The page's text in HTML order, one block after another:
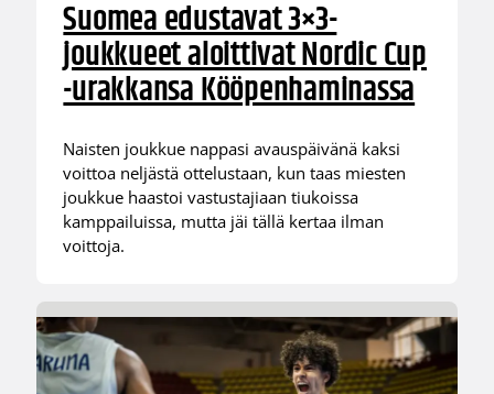
Suomea edustavat 3×3-
joukkueet aloittivat Nordic Cup
-urakkansa Kööpenhaminassa
Naisten joukkue nappasi avauspäivänä kaksi
voittoa neljästä ottelustaan, kun taas miesten
joukkue haastoi vastustajiaan tiukoissa
kamppailuissa, mutta jäi tällä kertaa ilman
voittoja.